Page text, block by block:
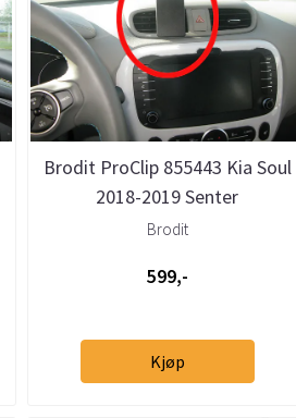
Brodit ProClip 855443 Kia Soul
2018-2019 Senter
Brodit
599,-
Kjøp